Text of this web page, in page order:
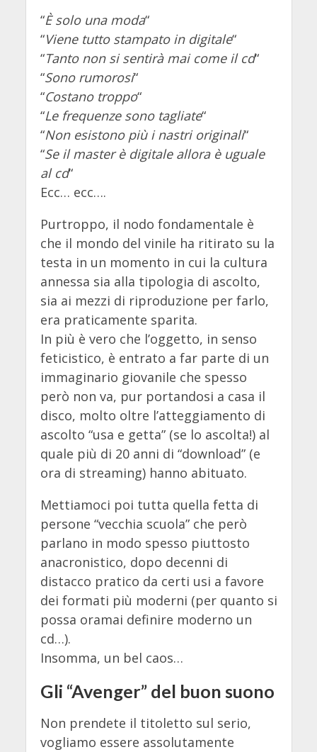
“È solo una moda“
“Viene tutto stampato in digitale“
“Tanto non si sentirà mai come il cd“
“Sono rumorosi“
“Costano troppo“
“Le frequenze sono tagliate“
“Non esistono più i nastri originali“
“Se il master è digitale allora è uguale
al cd“
Ecc… ecc….
Purtroppo, il nodo fondamentale è
che il mondo del vinile ha ritirato su la
testa in un momento in cui la cultura
annessa sia alla tipologia di ascolto,
sia ai mezzi di riproduzione per farlo,
era praticamente sparita.
In più è vero che l’oggetto, in senso
feticistico, è entrato a far parte di un
immaginario giovanile che spesso
però non va, pur portandosi a casa il
disco, molto oltre l’atteggiamento di
ascolto “usa e getta” (se lo ascolta!) al
quale più di 20 anni di “download” (e
ora di streaming) hanno abituato.
Mettiamoci poi tutta quella fetta di
persone “vecchia scuola” che però
parlano in modo spesso piuttosto
anacronistico, dopo decenni di
distacco pratico da certi usi a favore
dei formati più moderni (per quanto si
possa oramai definire moderno un
cd…).
Insomma, un bel caos…
Gli “Avenger” del buon suono
Non prendete il titoletto sul serio,
vogliamo essere assolutamente